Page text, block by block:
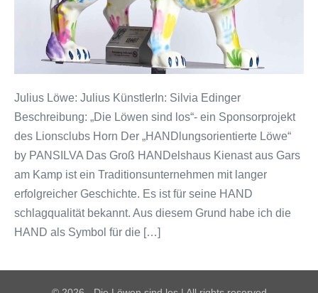
Julius Löwe: Julius KünstlerIn: Silvia Edinger
Beschreibung: „Die Löwen sind los“- ein Sponsorprojekt
des Lionsclubs Horn Der „HANDlungsorientierte Löwe“
by PANSILVA Das Groß HANDelshaus Kienast aus Gars
am Kamp ist ein Traditionsunternehmen mit langer
erfolgreicher Geschichte. Es ist für seine HAND
schlagqualität bekannt. Aus diesem Grund habe ich die
HAND als Symbol für die […]